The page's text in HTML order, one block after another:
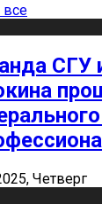
все
СГУ
Четверг